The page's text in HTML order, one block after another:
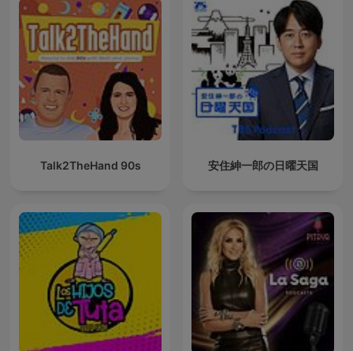
Talk2TheHand 90s 安住紳一郎の日曜天国